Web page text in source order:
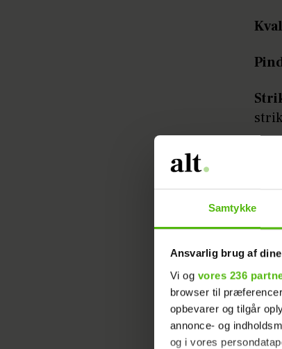
Samtykke
Ansvarlig brug af
Vi og vores 236
browser til
opbevarer og tilgår
annonce- og
og i vores